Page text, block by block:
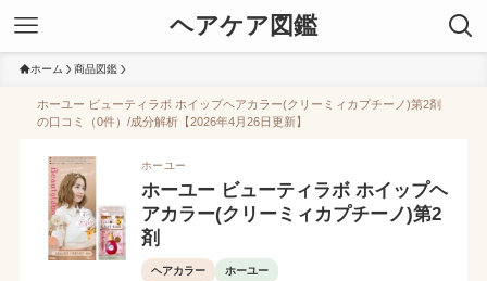
ヘアケア図鑑
ホーム 商品図鑑
ホーユー ビューティラボ ホイップヘアカラー(クリーミィカプチーノ)第2剤
の口コミ（0件）/成分解析【2026年4月26日更新】
ホーユー
ホーユー ビューティラボ ホイップヘ
アカラー(クリーミィカプチーノ)第2
剤
ヘアカラー ホーユー